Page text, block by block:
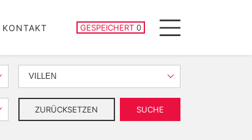
KONTAKT GESPEICHERT 0
GESPEICHERTE IMMOBILIEN
Menu
VILLEN
ZURÜCKSETZEN SUCHE